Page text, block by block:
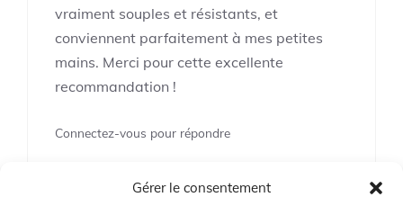
Gérer le consentement
vraiment souples et résistants, et
conviennent parfaitement à mes petites
mains. Merci pour cette excellente
recommandation !
Connectez-vous pour répondre